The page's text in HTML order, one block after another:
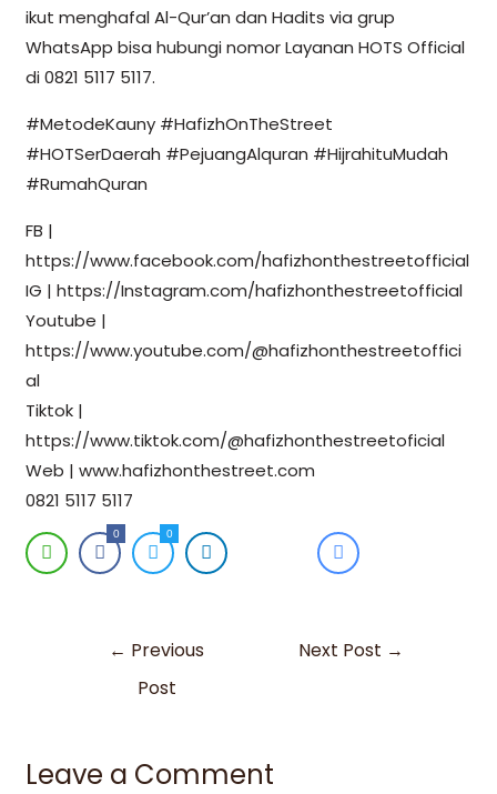
ikut menghafal Al-Qur’an dan Hadits via grup
WhatsApp bisa hubungi nomor Layanan HOTS Official
di 0821 5117 5117.
#MetodeKauny #HafizhOnTheStreet
#HOTSerDaerah #PejuangAlquran #HijrahituMudah
#RumahQuran
FB |
https://www.facebook.com/hafizhonthestreetofficial
IG | https://Instagram.com/hafizhonthestreetofficial
Youtube |
https://www.youtube.com/@hafizhonthestreetoffici
al
Tiktok |
https://www.tiktok.com/@hafizhonthestreetoficial
Web | www.hafizhonthestreet.com
0821 5117 5117
0 0
← Previous
Post
Next Post →
Leave a Comment